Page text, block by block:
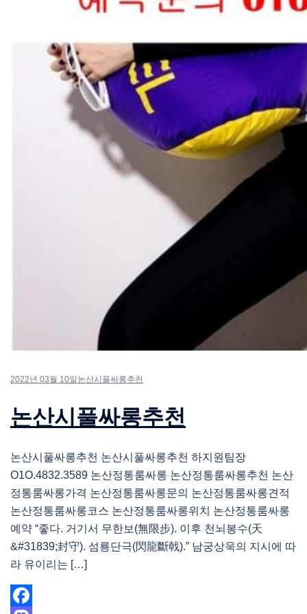
2022년 03월 10일 논산시풀싸롱추천
논산시풀싸롱추천
논산시풀싸롱추천 논산시풀싸롱추천 하지원팀장
O1O.4832.3589 논산정통룸싸롱 논산정통룸싸롱추천 논산
정통룸싸롱가격 논산정통룸싸롱문의 논산정통룸싸롱견적
논산정통룸싸롱코스 논산정통룸싸롱위치 논산정통룸싸롱
예약 “좋다. 거기서 무한보(無限步). 이후 천뇌봉수(天
&#31839;封守). 섬룡단극(閃龍斷戟).” 남궁상욱의 지시에 따
라 유이리는 […]